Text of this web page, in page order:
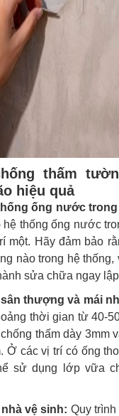
thấm
hiệu quả
ống nước
hệ thống ống nước
một. Hãy đảm bảo
nào trong hệ thống,
sửa chữa ngay
thượng và mái
thời gian từ 40-
thấm dày 3mm
Ở các vị trí có ống
sử dụng lớp vữa
vệ sinh: Quy